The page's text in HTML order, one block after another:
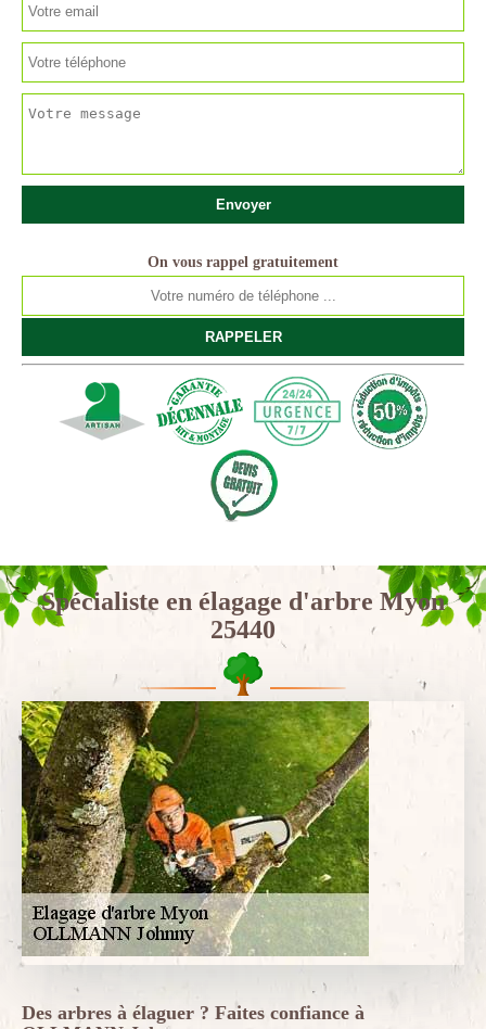
On vous rappel gratuitement
Spécialiste en élagage d'arbre Myon
25440
Des arbres à élaguer ? Faites confiance à